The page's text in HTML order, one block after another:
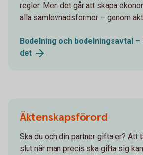
regler. Men det går att skapa
alla samlevnadsformer – genom
Bodelning och bodelningsavtal –
det
Äktenskapsförord
Ska du och din partner gifta er? Att
slut när man precis ska gifta sig